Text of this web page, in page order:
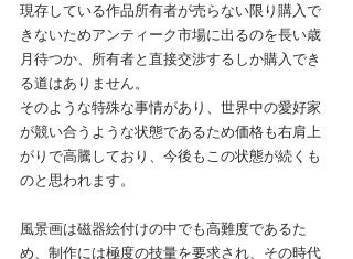
現存している作品所有者が売らない限り購入で
きないためアンティーク市場に出るのを長い歳
月待つか、所有者と直接交渉するしか購入でき
る道はありません。
そのような特殊な事情があり、世界中の愛好家
が競い合うような状態であるため価格も右肩上
がりで高騰しており、今後もこの状態が続くも
のと思われます。
風景画は磁器絵付けの中でも高難度であるた
め、制作には極度の技量を要求され、その時代